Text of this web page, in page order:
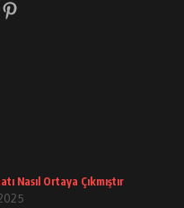
Nasıl Ortaya Çıkmıştır